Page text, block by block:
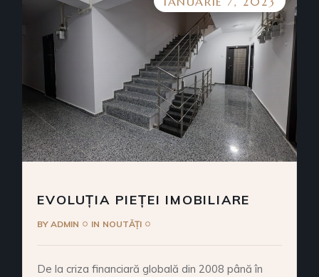
EVOLUȚIA PIEȚEI IMOBILIARE
BYADMIN IN NOUTĂȚI
De la criza financiară globală din 2008 până în